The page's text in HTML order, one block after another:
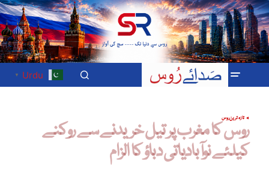
Urdu
▼
تازہ ترینروس
روس کا مغرب پر تیل خریدنے سے روکنے
کیلئے نوآبادیاتی دباؤ کا الزام